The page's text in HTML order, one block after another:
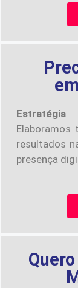
Elaboramos
resultados
presença